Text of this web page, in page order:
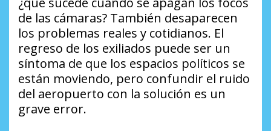
de las cámaras? También desaparecen
los problemas reales y cotidianos. El
regreso de los exiliados puede ser un
síntoma de que los espacios políticos se
están moviendo, pero confundir el ruido
del aeropuerto con la solución es un
grave error.